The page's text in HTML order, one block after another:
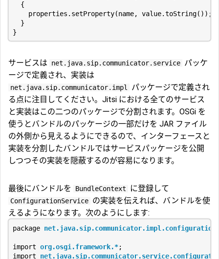
{
properties . setProperty(name, value.toString());
}
}
サービスは net.java.sip.communicator.service パッケ
ージで定義され、実装は
net.java.sip.communicator.impl
パッケージで定義され
る点に注目してください。Jitsi における全てのサービス
と実装はこの二つのパッケージで分割されます。OSGi を
使うとバンドルのパッケージの一部だけを JAR ファイル
の外側から見えるようにできるので、インターフェースと
実装を分割したバンドルではサービスパッケージを公開
しつつその実装を隠蔽するのが容易になります。
最後にバンドルを BundleContext に登録して
ConfigurationService の実装を伝えれば、バンドルを使
えるようになります。次のようにします:
package net.java.sip.communicator.impl.configuration
import org.osgi.framework.*;
import